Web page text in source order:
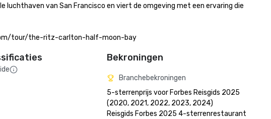
van San Francisco en viert de omgeving met een ervaring die
tour/the-ritz-carlton-half-moon-bay
Bekroningen
Branchebekroningen
5-sterrenprijs voor Forbes Reisgids 2025
(2020, 2021, 2022, 2023, 2024)
Reisgids Forbes 2025 4-sterrenrestaurant